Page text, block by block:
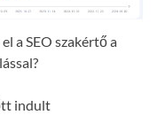
a SEO szakértő a
indult